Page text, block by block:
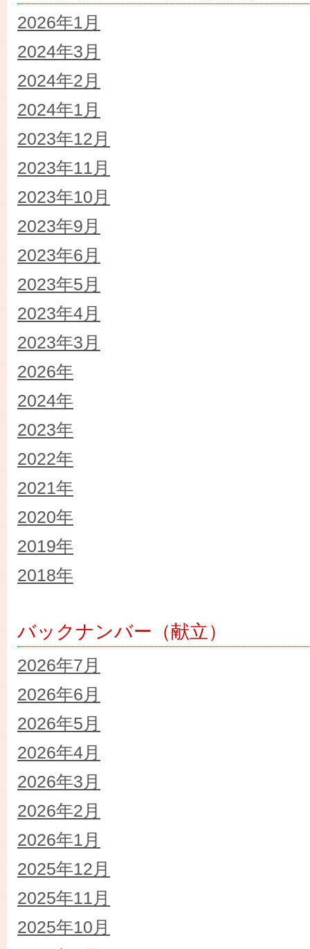
2026年1月
2024年3月
2024年2月
2024年1月
2023年12月
2023年11月
2023年10月
2023年9月
2023年6月
2023年5月
2023年4月
2023年3月
2026年
2024年
2023年
2022年
2021年
2020年
2019年
2018年
バックナンバー（献立）
2026年7月
2026年6月
2026年5月
2026年4月
2026年3月
2026年2月
2026年1月
2025年12月
2025年11月
2025年10月